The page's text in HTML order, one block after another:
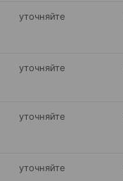
уточняйте
уточняйте
уточняйте
уточняйте